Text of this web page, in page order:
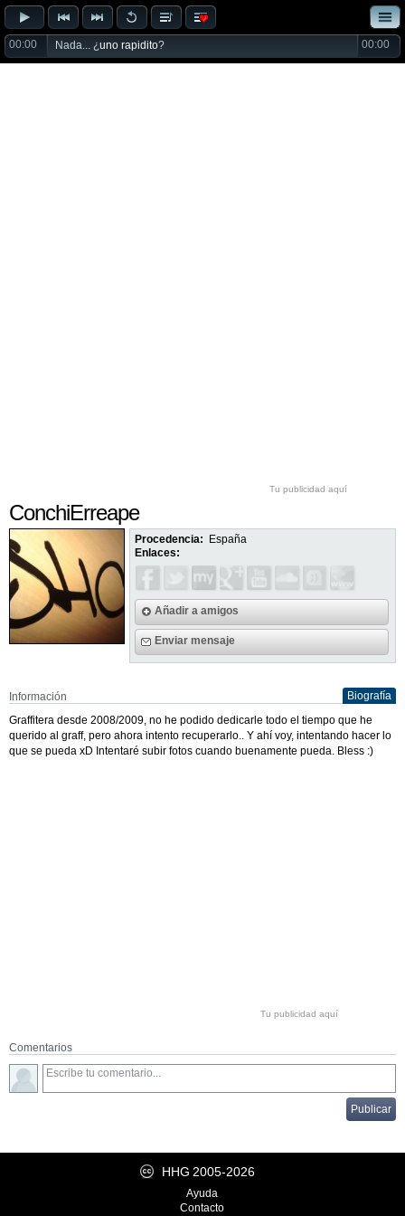
00:00 Nada... ¿uno rapidito? 00:00
Tu publicidad aquí
ConchiErreape
Procedencia:
España
Enlaces:
Añadir a amigos
Enviar mensaje
Información
Biografía
Graffitera desde 2008/2009, no he podido dedicarle todo el tiempo que he
querido al graff, pero ahora intento recuperarlo.. Y ahí voy, intentando hacer lo
que se pueda xD Intentaré subir fotos cuando buenamente pueda. Bless :)
Tu publicidad aquí
Comentarios
HHG 2005-2026
Ayuda
Contacto